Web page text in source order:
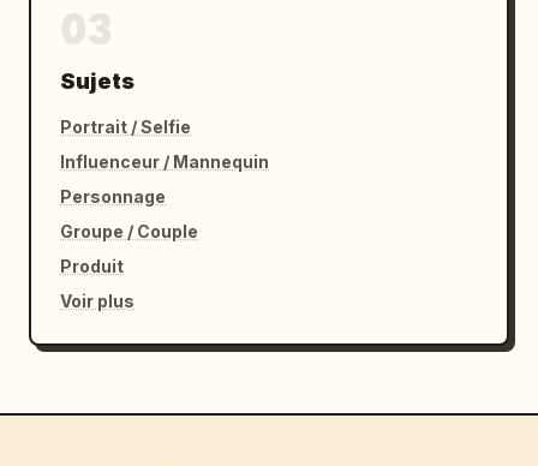
Sujets
Portrait / Selfie
Influenceur / Mannequin
Personnage
Groupe / Couple
Produit
Voir plus